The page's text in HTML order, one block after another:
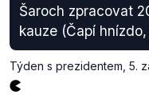
Šaroch zpracovat
kauze (Čapí
Týden s prezidentem 5.